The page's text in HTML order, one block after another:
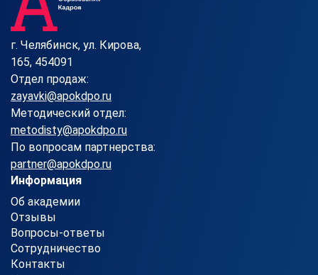
г. Челябинск, ул. Кирова,
165, 454091
Отдел продаж:
zayavki@apokdpo.ru
Методический отдел:
metodisty@apokdpo.ru
По вопросам партнерства:
partner@apokdpo.ru
Информация
Об академии
Отзывы
Вопросы-ответы
Сотрудничество
Контакты